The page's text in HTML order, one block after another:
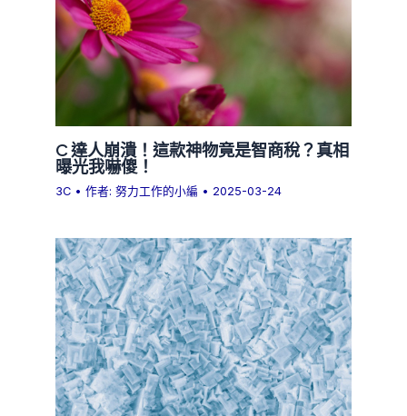
C 達人崩潰！這款神物竟是智商稅？真相
曝光我嚇傻！
3C • 作者:努力工作的小編 • 2025-03-24